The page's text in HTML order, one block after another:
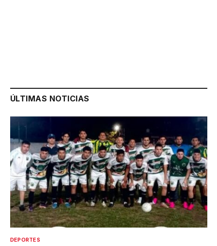
ÚLTIMAS NOTICIAS
DEPORTES